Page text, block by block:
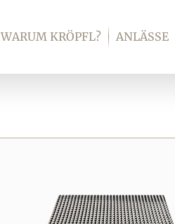
WARUM KRÖPFL? ANLÄSSE